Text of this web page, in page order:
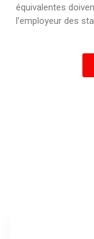
équivalentes
l’employeur des